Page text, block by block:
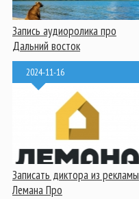
Запись аудиоролика про
Дальний восток
2024-11-16
Записать диктора из рекламы
Лемана Про